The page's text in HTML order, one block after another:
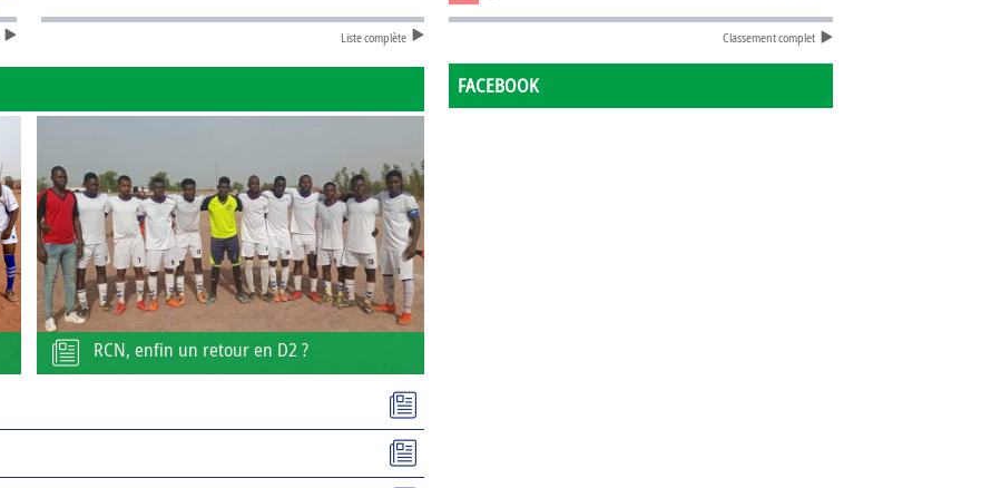
Liste complète Classement complet
RCN, enfin un retour en D2 ?
FACEBOOK